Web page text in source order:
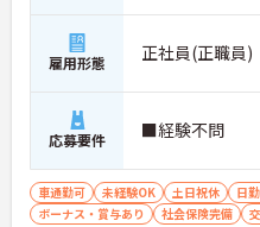
雇用形態 正社員(正職員)
応募要件 ■経験不問
車通勤可 未経験OK 土日祝休 日
ボーナス・賞与あり
社会保険完備